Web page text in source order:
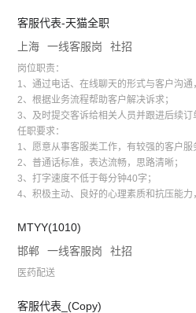
客服代表-天猫全职
上海
一线客服岗 社招
岗位职责：
1、通过电话、在线聊天的形式与客户沟通
2、根据业务流程帮助客户解决诉求；
3、及时提交客诉给相关人员并跟进后续订
任职要求：
1、愿意从事客服类工作，有较强的客户服
2、普通话标准，表达流畅，思路清晰；
3、打字速度不低于每分钟40字；
4、积极主动、良好的心理素质和抗压能力
MTYY(1010)
邯郸
一线客服岗 社招
医药配送
客服代表_(Copy)